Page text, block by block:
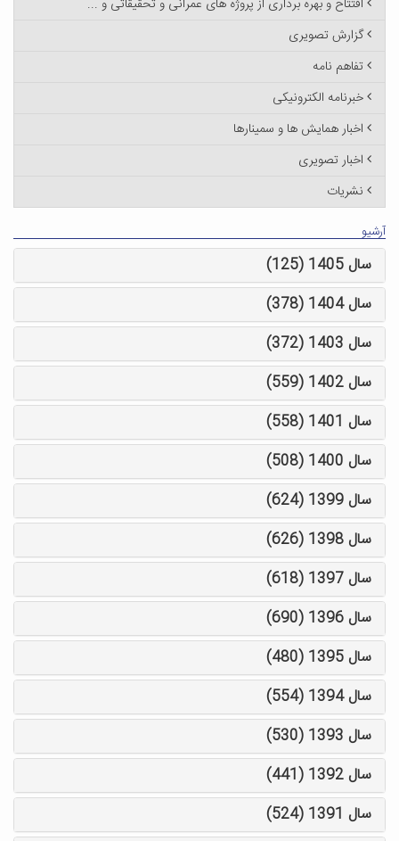
افتتاح و بهره برداری از پروژه های عمرانی و تحقیقاتی و ...
گزارش تصویری
تفاهم نامه
خبرنامه الکترونیکی
اخبار همایش ها و سمینارها
اخبار تصویری
نشریات
آرشیو
سال 1405 (125)
سال 1404 (378)
سال 1403 (372)
سال 1402 (559)
سال 1401 (558)
سال 1400 (508)
سال 1399 (624)
سال 1398 (626)
سال 1397 (618)
سال 1396 (690)
سال 1395 (480)
سال 1394 (554)
سال 1393 (530)
سال 1392 (441)
سال 1391 (524)